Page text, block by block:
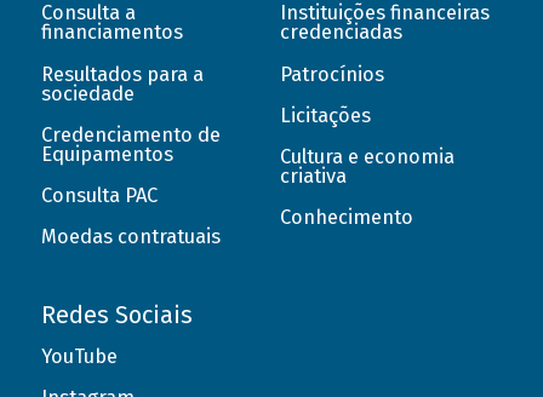
Consulta a
financiamentos
Resultados para a
sociedade
Credenciamento de
Equipamentos
Consulta PAC
Moedas contratuais
Instituições financeiras
credenciadas
Patrocínios
Licitações
Cultura e economia
criativa
Conhecimento
Redes Sociais
YouTube